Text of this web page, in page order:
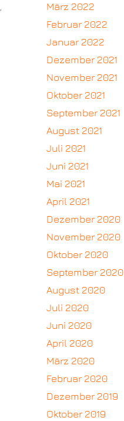
März 2022
Februar 2022
Januar 2022
Dezember 2021
November 2021
Oktober 2021
September 2021
August 2021
Juli 2021
Juni 2021
Mai 2021
April 2021
Dezember 2020
November 2020
Oktober 2020
September 2020
August 2020
Juli 2020
Juni 2020
April 2020
März 2020
Februar 2020
Dezember 2019
Oktober 2019